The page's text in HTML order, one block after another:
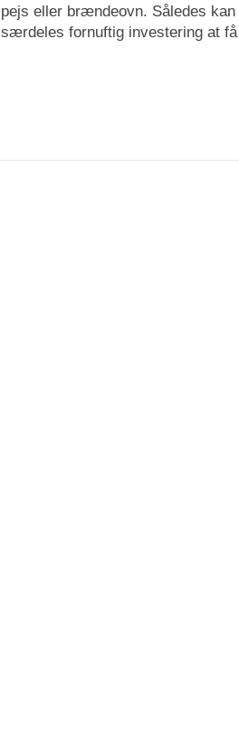
pejs eller brændeovn. Således
særdeles fornuftig investering at